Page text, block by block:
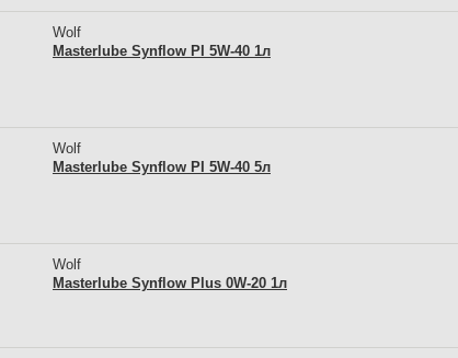
Wolf
Masterlube Synflow PI 5W-40 1л
Wolf
Masterlube Synflow PI 5W-40 5л
Wolf
Masterlube Synflow Plus 0W-20 1л